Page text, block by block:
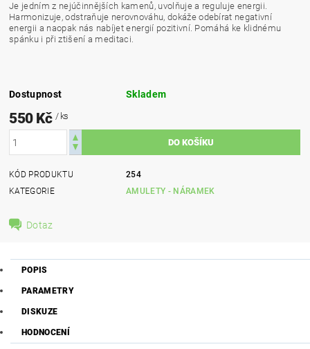
Je jedním z nejúčinnějších kamenů, uvolňuje a reguluje energii.
Harmonizuje, odstraňuje nerovnováhu, dokáže odebírat negativní
energii a naopak nás nabíjet energií pozitivní. Pomáhá ke klidnému
spánku i při ztišení a meditaci.
Dostupnost Skladem
550 Kč / ks
KÓD PRODUKTU
254
KATEGORIE
AMULETY - NÁRAMEK
Dotaz
POPIS
PARAMETRY
DISKUZE
HODNOCENÍ